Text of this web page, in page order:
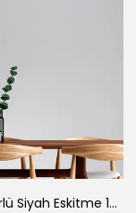
Camlı 6'Lı Avize Pütürlü Siyah Eskitme 10085